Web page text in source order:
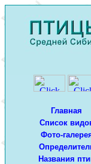
Главная
Список
Фото-
Названия